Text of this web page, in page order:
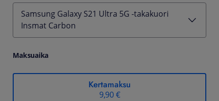
Samsung Galaxy S21 Ultra 5G -takakuori
Insmat Carbon
Maksuaika
Kertamaksu
9,90 €